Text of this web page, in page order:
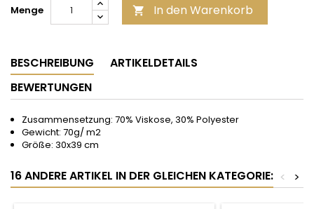
Menge  In den Warenkorb
BESCHREIBUNG
ARTIKELDETAILS
BEWERTUNGEN
Zusammensetzung: 70% Viskose, 30% Polyester
Gewicht: 70g/ m2
Größe: 30x39 cm
16 ANDERE ARTIKEL IN DER GLEICHEN KATEGORIE: >
<